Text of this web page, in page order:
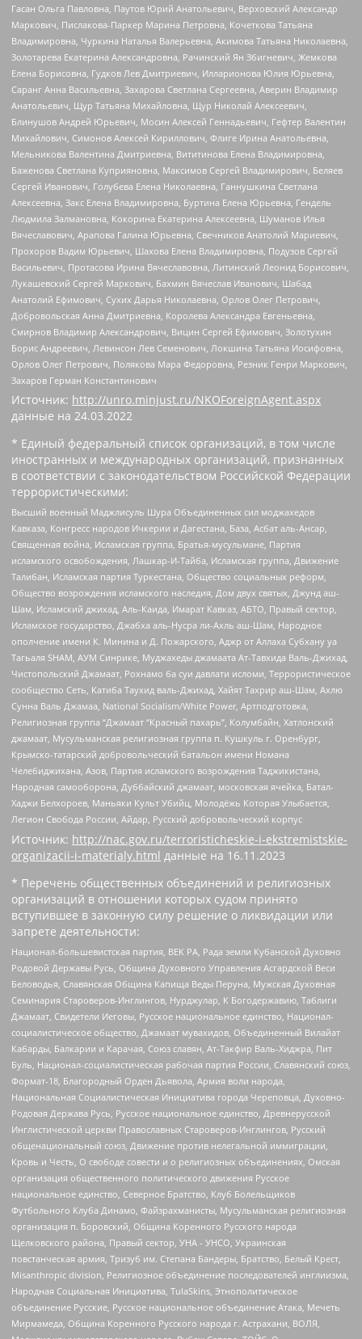
Гасан Ольга Павловна, Паутов Юрий Анатольевич, Верховский Александр
Маркович, Пислакова-Паркер Марина Петровна, Кочеткова Татьяна
Владимировна, Чуркина Наталья Валерьевна, Акимова Татьяна Николаевна,
Золотарева Екатерина Александровна, Рачинский Ян Збигневич, Жемкова
Елена Борисовна, Гудков Лев Дмитриевич, Илларионова Юлия Юрьевна,
Саранг Анна Васильевна, Захарова Светлана Сергеевна, Аверин Владимир
Анатольевич, Щур Татьяна Михайловна, Щур Николай Алексеевич,
Блинушов Андрей Юрьевич, Мосин Алексей Геннадьевич, Гефтер Валентин
Михайлович, Симонов Алексей Кириллович, Флиге Ирина Анатольевна,
Мельникова Валентина Дмитриевна, Вититинова Елена Владимировна,
Баженова Светлана Куприяновна, Максимов Сергей Владимирович, Беляев
Сергей Иванович, Голубева Елена Николаевна, Ганнушкина Светлана
Алексеевна, Закс Елена Владимировна, Буртина Елена Юрьевна, Гендель
Людмила Залмановна, Кокорина Екатерина Алексеевна, Шуманов Илья
Вячеславович, Арапова Галина Юрьевна, Свечников Анатолий Мариевич,
Прохоров Вадим Юрьевич, Шахова Елена Владимировна, Подузов Сергей
Васильевич, Протасова Ирина Вячеславовна, Литинский Леонид Борисович,
Лукашевский Сергей Маркович, Бахмин Вячеслав Иванович, Шабад
Анатолий Ефимович, Сухих Дарья Николаевна, Орлов Олег Петрович,
Добровольская Анна Дмитриевна, Королева Александра Евгеньевна,
Смирнов Владимир Александрович, Вицин Сергей Ефимович, Золотухин
Борис Андреевич, Левинсон Лев Семенович, Локшина Татьяна Иосифовна,
Орлов Олег Петрович, Полякова Мара Федоровна, Резник Генри Маркович,
Захаров Герман Константинович
Источник: http://unro.minjust.ru/NKOForeignAgent.aspx
данные на 24.03.2022
* Единый федеральный список организаций, в том числе
иностранных и международных организаций, признанных
в соответствии с законодательством Российской Федерации
террористическими:
Высший военный Маджлисуль Шура Объединенных сил моджахедов
Кавказа, Конгресс народов Ичкерии и Дагестана, База, Асбат аль-Ансар,
Священная война, Исламская группа, Братья-мусульмане, Партия
исламского освобождения, Лашкар-И-Тайба, Исламская группа, Движение
Талибан, Исламская партия Туркестана, Общество социальных реформ,
Общество возрождения исламского наследия, Дом двух святых, Джунд аш-
Шам, Исламский джихад, Аль-Каида, Имарат Кавказ, АБТО, Правый сектор,
Исламское государство, Джабха аль-Нусра ли-Ахль аш-Шам, Народное
ополчение имени К. Минина и Д. Пожарского, Аджр от Аллаха Субхану уа
Тагьаля SHAM, АУМ Синрике, Муджахеды джамаата Ат-Тавхида Валь-Джихад,
Чистопольский Джамаат, Рохнамо ба суи давлати исломи, Террористическое
сообщество Сеть, Катиба Таухид валь-Джихад, Хайят Тахрир аш-Шам, Ахлю
Сунна Валь Джамаа, National Socialism/White Power, Артподготовка,
Религиозная группа “Джамаат “Красный пахарь”, Колумбайн, Хатлонский
джамаат, Мусульманская религиозная группа п. Кушкуль г. Оренбург,
Крымско-татарский добровольческий батальон имени Номана
Челебиджихана, Азов, Партия исламского возрождения Таджикистана,
Народная самооборона, Дуббайский джамаат, московская ячейка, Батал-
Хаджи Белхороев, Маньяки Культ Убийц, Молодёжь Которая Улыбается,
Легион Свобода России, Айдар, Русский добровольческий корпус
Источник: http://nac.gov.ru/terroristicheskie-i-ekstremistskie-
organizacii-i-materialy.html данные на 16.11.2023
* Перечень общественных объединений и религиозных
организаций в отношении которых судом принято
вступившее в законную силу решение о ликвидации или
запрете деятельности:
Национал-большевистская партия, ВЕК РА, Рада земли Кубанской Духовно
Родовой Державы Русь, Община Духовного Управления Асгардской Веси
Беловодья, Славянская Община Капища Веды Перуна, Мужская Духовная
Семинария Староверов-Инглингов, Нурджулар, К Богодержавию, Таблиги
Джамаат, Свидетели Иеговы, Русское национальное единство, Национал-
социалистическое общество, Джамаат мувахидов, Объединенный Вилайат
Кабарды, Балкарии и Карачая, Союз славян, Ат-Такфир Валь-Хиджра, Пит
Буль, Национал-социалистическая рабочая партия России, Славянский союз,
Формат-18, Благородный Орден Дьявола, Армия воли народа,
Национальная Социалистическая Инициатива города Череповца, Духовно-
Родовая Держава Русь, Русское национальное единство, Древнерусской
Инглистической церкви Православных Староверов-Инглингов, Русский
общенациональный союз, Движение против нелегальной иммиграции,
Кровь и Честь, О свободе совести и о религиозных объединениях, Омская
организация общественного политического движения Русское
национальное единство, Северное Братство, Клуб Болельщиков
Футбольного Клуба Динамо, Файзрахманисты, Мусульманская религиозная
организация п. Боровский, Община Коренного Русского народа
Щелковского района, Правый сектор, УНА - УНСО, Украинская
повстанческая армия, Тризуб им. Степана Бандеры, Братство, Белый Крест,
Misanthropic division, Религиозное объединение последователей инглиизма,
Народная Социальная Инициатива, TulaSkins, Этнополитическое
объединение Русские, Русское национальное объединение Атака, Мечеть
Мирмамеда, Община Коренного Русского народа г. Астрахани, ВОЛЯ,